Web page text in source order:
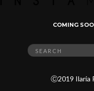
COMING
Search
for:
Ⓒ2019 Ilaria